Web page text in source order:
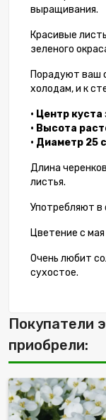
выращивания.
Красивые
зеленого
Порадуют ваш
холодам, и к
• Центр
• Высота
• Диаметр 25
Длина
листья.
Употребляют в
Цветение с
Очень любит
сухостое.
Покупатели
приобрели: